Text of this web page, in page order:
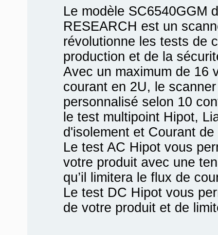
Le modèle SC6540GGM
RESEARCH est un
révolutionne les tests de
production et de la
Avec un maximum de 16
courant en 2U, le
personnalisé selon 10
le test multipoint Hipot,
d'isolement et Courant de
Le test AC Hipot vous
votre produit avec une
qu’il limitera le flux de
Le test DC Hipot vous
de votre produit et de